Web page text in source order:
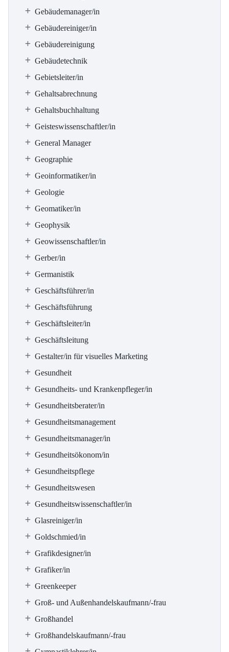
Gebäudemanager/in
Gebäudereiniger/in
Gebäudereinigung
Gebäudetechnik
Gebietsleiter/in
Gehaltsabrechnung
Gehaltsbuchhaltung
Geisteswissenschaftler/in
General Manager
Geographie
Geoinformatiker/in
Geologie
Geomatiker/in
Geophysik
Geowissenschaftler/in
Gerber/in
Germanistik
Geschäftsführer/in
Geschäftsführung
Geschäftsleiter/in
Geschäftsleitung
Gestalter/in für visuelles Marketing
Gesundheit
Gesundheits- und Krankenpfleger/in
Gesundheitsberater/in
Gesundheitsmanagement
Gesundheitsmanager/in
Gesundheitsökonom/in
Gesundheitspflege
Gesundheitswesen
Gesundheitswissenschaftler/in
Glasreiniger/in
Goldschmied/in
Grafikdesigner/in
Grafiker/in
Greenkeeper
Groß- und Außenhandelskaufmann/-frau
Großhandel
Großhandelskaufmann/-frau